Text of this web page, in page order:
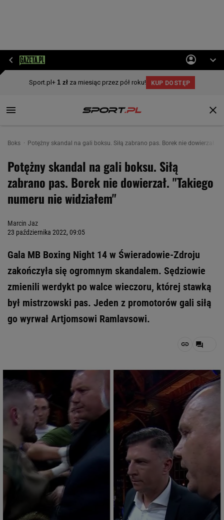
Boks Potężny skandal na gali boksu. Siłą zabrano pas. Borek nie dowierzał.
Potężny skandal na gali boksu. Siłą
zabrano pas. Borek nie dowierzał. "Takiego
numeru nie widziałem"
Marcin Jaz
23 października 2022, 09:05
Gala MB Boxing Night 14 w Świeradowie-Zdroju
zakończyła się ogromnym skandalem. Sędziowie
zmienili werdykt po walce wieczoru, której stawką
był mistrzowski pas. Jeden z promotorów gali siłą
go wyrwał Artjomsowi Ramlavsowi.